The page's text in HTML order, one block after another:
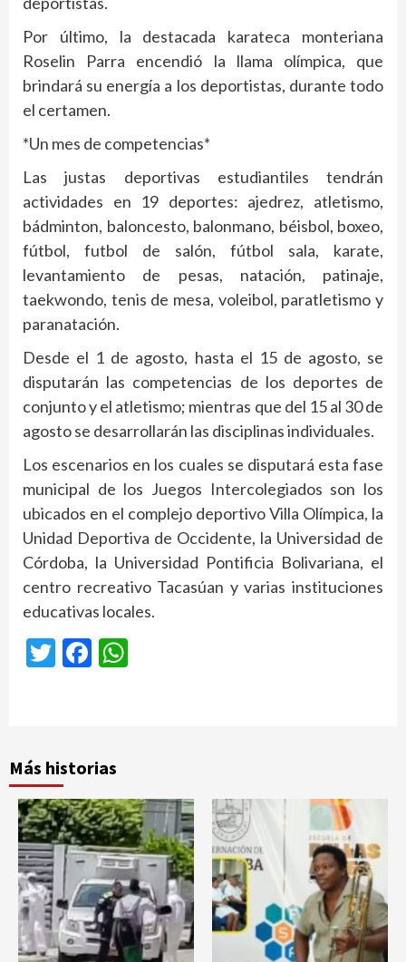
Por último, la destacada karateca monteriana
Roselin Parra encendió la llama olímpica, que
brindará su energía a los deportistas, durante todo
el certamen.
*Un mes de competencias*
Las justas deportivas estudiantiles tendrán
actividades en 19 deportes: ajedrez, atletismo,
bádminton, baloncesto, balonmano, béisbol, boxeo,
fútbol, futbol de salón, fútbol sala, karate,
levantamiento de pesas, natación, patinaje,
taekwondo, tenis de mesa, voleibol, paratletismo y
paranatación.
Desde el 1 de agosto, hasta el 15 de agosto, se
disputarán las competencias de los deportes de
conjunto y el atletismo; mientras que del 15 al 30 de
agosto se desarrollarán las disciplinas individuales.
Los escenarios en los cuales se disputará esta fase
municipal de los Juegos Intercolegiados son los
ubicados en el complejo deportivo Villa Olímpica, la
Unidad Deportiva de Occidente, la Universidad de
Córdoba, la Universidad Pontificia Bolivariana, el
centro recreativo Tacasúan y varias instituciones
educativas locales.
TwitterFacebook
Más historias